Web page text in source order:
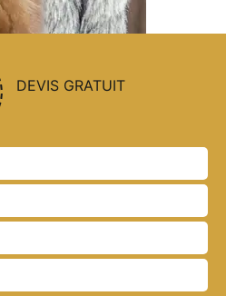
DEVIS GRATUIT